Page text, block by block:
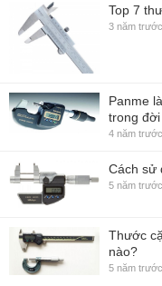
Top 7
3 năm trước
Panme
trong đời
4 năm trước
Cách sử
5 năm trước
Thước
nào?
5 năm trước